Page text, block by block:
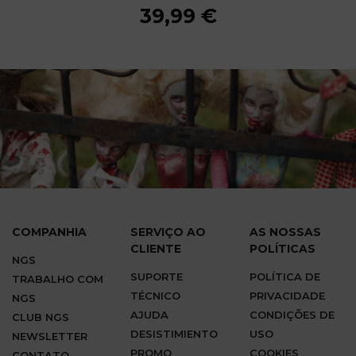
39,99 €
39,99 €
39,99 €
39,99 €
39,99 €
39,99 €
39,99 €
39,99 €
39,99 €
COMPANHIA
NGS
TRABALHO COM
NGS
CLUB NGS
NEWSLETTER
SERVIÇO AO
CLIENTE
SUPORTE
TÉCNICO
AJUDA
DESISTIMIENTO
PROMO
AS NOSSAS
POLÍTICAS
POLÍTICA DE
PRIVACIDADE
CONDIÇÕES DE
USO
COOKIES